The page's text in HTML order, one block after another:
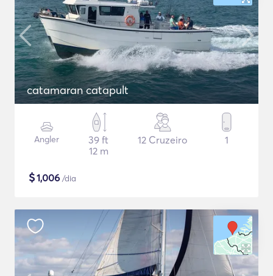
catamaran catapult
Angler
39 ft
12 m
12 Cruzeiro 1
$1,006 /dia